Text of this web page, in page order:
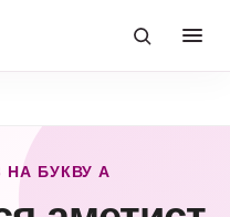
НА БУКВУ А